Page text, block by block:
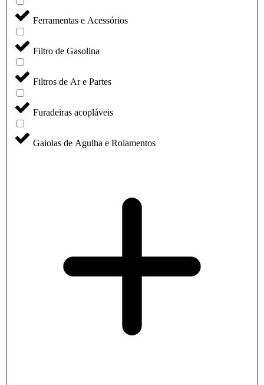
Ferramentas e Acessórios
Filtro de Gasolina
Filtros de Ar e Partes
Furadeiras acopláveis
Gaiolas de Agulha e Rolamentos